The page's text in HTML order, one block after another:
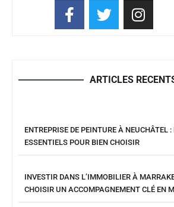
ARTICLES
ENTREPRISE DE PEINTURE À NEUCHÂTEL :
ESSENTIELS POUR BIEN CHOISIR
INVESTIR DANS L’IMMOBILIER À
CHOISIR UN ACCOMPAGNEMENT CLÉ EN